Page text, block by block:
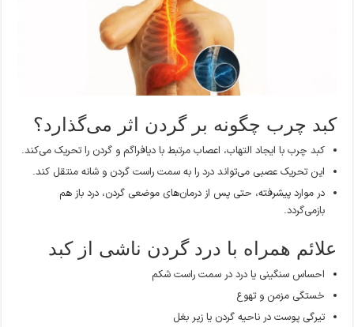
کبد چرب چگونه بر گردن اثر می‌گذارد؟
کبد چرب با ایجاد التهاب، اعصاب مرتبط با دیافراگم و گردن را تحریک می‌کند.
این تحریک عصبی می‌تواند درد را به سمت راست گردن و شانه منتقل کند.
در موارد پیشرفته، حتی پس از درمان‌های موضعی گردن، درد باز هم
بازمی‌گردد.
علائم همراه با درد گردن ناشی از کبد
احساس سنگینی یا درد در سمت راست شکم
خستگی مزمن و تهوع
تیرگی پوست در ناحیه گردن یا زیر بغل